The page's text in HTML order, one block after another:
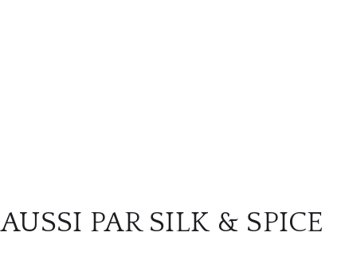
AUSSI PAR SILK & SPICE